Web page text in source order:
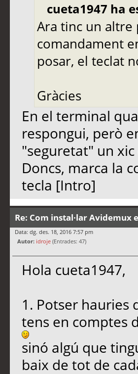
cueta1947 ha
Ara tinc un altre
comandament
posar, el teclat
Gràcies
En el terminal
respongui, però
"seguretat" un
Doncs, marca la
tecla [Intro]
Re: Com instal·lar Avidemux
Data: dg. des. 18, 2016 7:57 pm
Autor: idroje (Entrades: 47)
Hola cueta1947,
1. Potser hauries
tens en comptes
sinó algú que
baix de tot de